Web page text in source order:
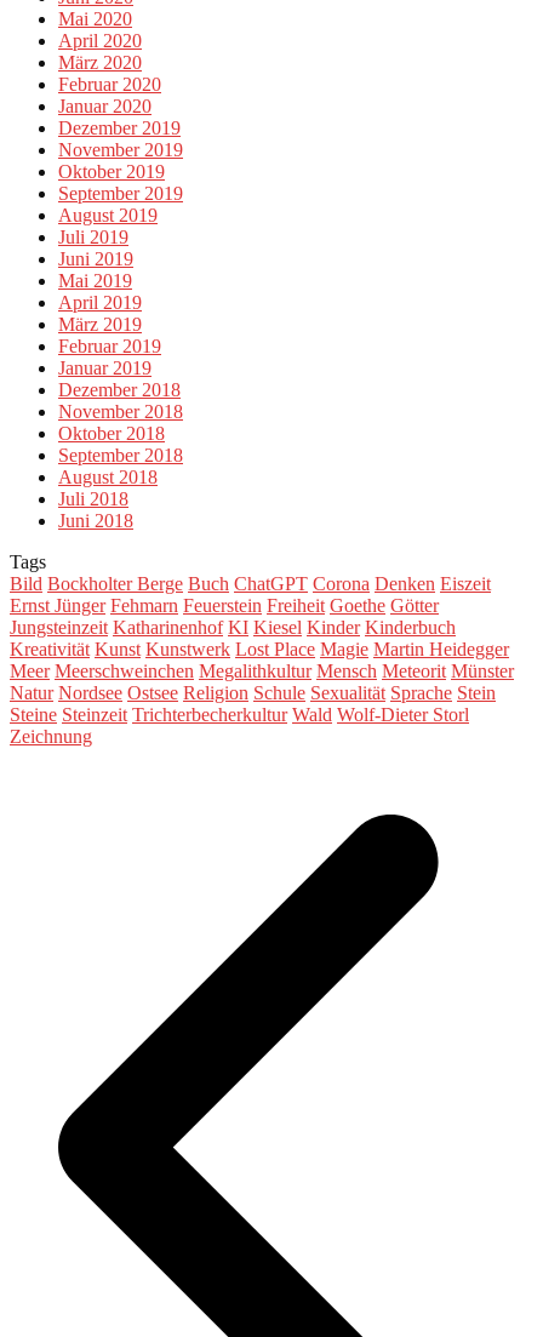
Mai 2020
April 2020
März 2020
Februar 2020
Januar 2020
Dezember 2019
November 2019
Oktober 2019
September 2019
August 2019
Juli 2019
Juni 2019
Mai 2019
April 2019
März 2019
Februar 2019
Januar 2019
Dezember 2018
November 2018
Oktober 2018
September 2018
August 2018
Juli 2018
Juni 2018
Tags
Bild Bockholter Berge Buch ChatGPT Corona Denken Eiszeit
Ernst Jünger Fehmarn Feuerstein Freiheit Goethe Götter
Jungsteinzeit Katharinenhof KI Kiesel Kinder Kinderbuch
Kreativität Kunst Kunstwerk Lost Place Magie Martin Heidegger
Meer Meerschweinchen Megalithkultur Mensch Meteorit Münster
Natur Nordsee Ostsee Religion Schule Sexualität Sprache Stein
Steine Steinzeit Trichterbecherkultur Wald Wolf-Dieter Storl
Zeichnung